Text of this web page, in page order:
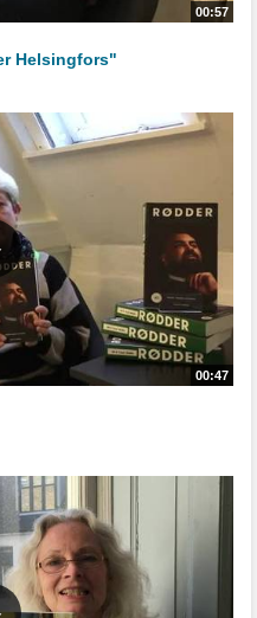
00:57
Helsingfors"
00:47